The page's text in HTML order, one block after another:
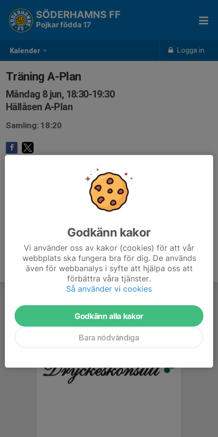
Kalender Logga in
SÖDERHAMNS FF
Pojkar födda 17
Träning A-Plan
Måndag 8 jun, 18:30-19:30
Hällåsen A-Plan
Samling: 18:20
Godkänn kakor
Vi använder oss av kakor (cookies) för att vår
webbplats ska fungera bra för dig. De används
även för webbanalys i syfte att hjälpa oss att
förbättra våra tjänster.
Så använder vi cookies
Godkänn alla kakor
Bara nödvändiga